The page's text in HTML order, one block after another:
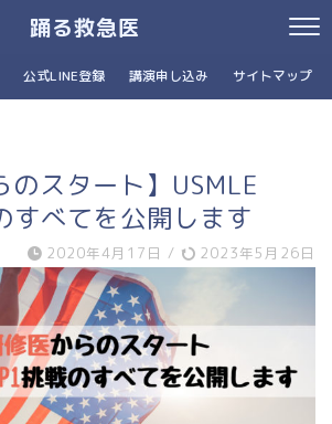
踊る救急医
公式LINE登録 講演申し込み サイトマップ
のスタート】USMLE
すべてを公開します
2020年4月17日 / 2023年5月26日